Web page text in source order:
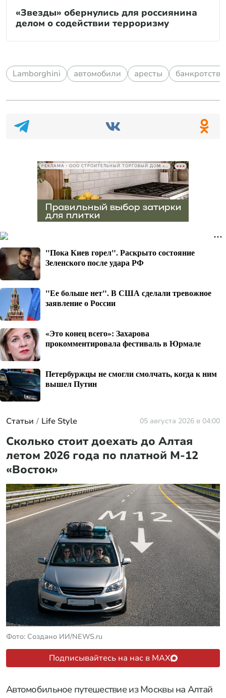
«Звезды» обернулись для россиянина
делом о содействии терроризму
Lamborghini автомобили аресты банкротства
РЕКЛАМА • ООО СТРОИТЕЛЬНЫЙ ТОРГОВЫЙ ДОМ «ПЕТРОВИЧ», ИНН 7802348846
"Пока Киев горел". Раскрыто состояние
Зеленского после удара РФ
"Ее больше нет". В США сделали тревожное
заявление о России
«Это конец всего»: Захарова
прокомментировала фестиваль в Юрмале
Петербуржцы не смогли смолчать, когда к ним
вышел Путин
Статьи Life Style 05 августа 2026 в 04:00
Сколько стоит доехать до Алтая
летом 2026 года по платной М-12
«Восток»
Фото: Создано ИИ/NEWS.ru
Подписывайтесь на нас в MAX
Автомобильное путешествие из Москвы на Алтай